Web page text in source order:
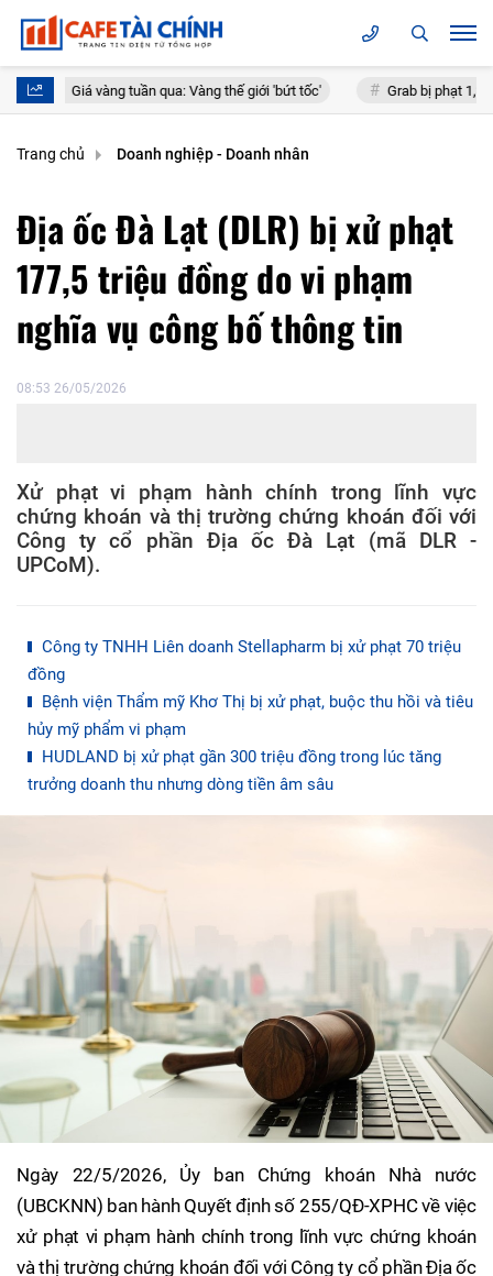
Giá vàng tuần qua: Vàng thế giới 'bứt tốc' Grab bị phạt 1,36 tỷ đồng
Trang chủ Doanh nghiệp - Doanh nhân
Địa ốc Đà Lạt (DLR) bị xử phạt
177,5 triệu đồng do vi phạm
nghĩa vụ công bố thông tin
08:53 26/05/2026
Xử phạt vi phạm hành chính trong lĩnh vực
chứng khoán và thị trường chứng khoán đối với
Công ty cổ phần Địa ốc Đà Lạt (mã DLR -
UPCoM).
Công ty TNHH Liên doanh Stellapharm bị xử phạt 70 triệu
đồng
Bệnh viện Thẩm mỹ Khơ Thị bị xử phạt, buộc thu hồi và tiêu
hủy mỹ phẩm vi phạm
HUDLAND bị xử phạt gần 300 triệu đồng trong lúc tăng
trưởng doanh thu nhưng dòng tiền âm sâu
Ngày 22/5/2026, Ủy ban Chứng khoán Nhà nước
(UBCKNN) ban hành Quyết định số 255/QĐ-XPHC về việc
xử phạt vi phạm hành chính trong lĩnh vực chứng khoán
và thị trường chứng khoán đối với Công ty cổ phần Địa ốc